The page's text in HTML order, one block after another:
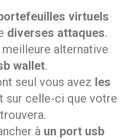
virtuels
diverses attaques.
meilleure alternative
wallet.
seul vous avez les
sur celle-ci que votre
à un port usb